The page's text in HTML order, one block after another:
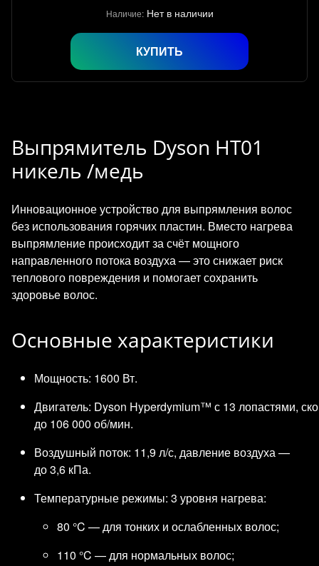
Наличие: Нет в наличии
КУПИТЬ
Выпрямитель Dyson HT01
никель /медь
Инновационное устройство для выпрямления волос
без использования горячих пластин. Вместо нагрева
выпрямление происходит за счёт мощного
направленного потока воздуха — это снижает риск
теплового повреждения и помогает сохранить
здоровье волос.
Основные характеристики
Мощность: 1600 Вт.
Двигатель: Dyson Hyperdymium™ с 13 лопастями,
до 106 000 об/мин.
Воздушный поток: 11,9 л/с, давление воздуха —
до 3,6 кПа.
Температурные режимы: 3 уровня нагрева:
80 °C — для тонких и ослабленных волос;
110 °C — для нормальных волос;